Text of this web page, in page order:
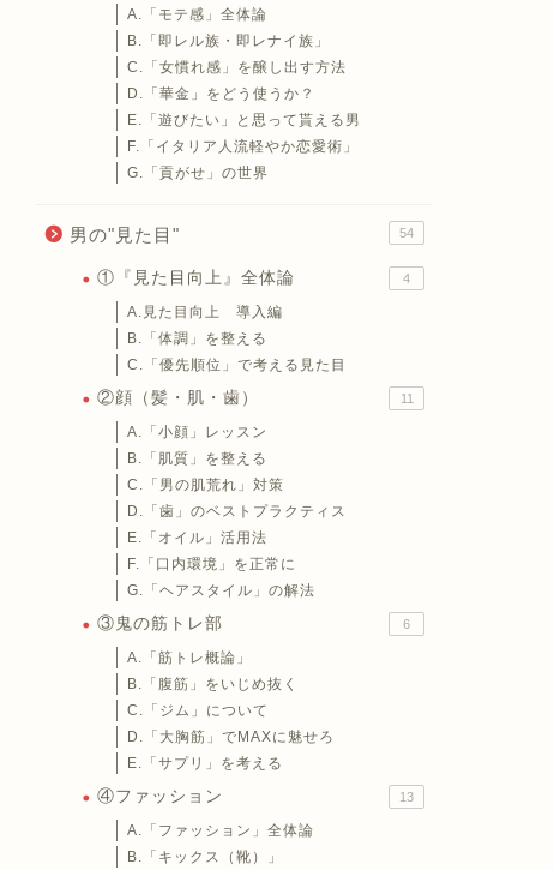
A.「モテ感」全体論
B.「即レル族・即レナイ族」
C.「女慣れ感」を醸し出す方法
D.「華金」をどう使うか？
E.「遊びたい」と思って貰える男
F.「イタリア人流軽やか恋愛術」
G.「貢がせ」の世界
男の"見た目" 54
①『見た目向上』全体論 4
A.見た目向上 導入編
B.「体調」を整える
C.「優先順位」で考える見た目
②顔（髪・肌・歯） 11
A.「小顔」レッスン
B.「肌質」を整える
C.「男の肌荒れ」対策
D.「歯」のベストプラクティス
E.「オイル」活用法
F.「口内環境」を正常に
G.「ヘアスタイル」の解法
③鬼の筋トレ部 6
A.「筋トレ概論」
B.「腹筋」をいじめ抜く
C.「ジム」について
D.「大胸筋」でMAXに魅せろ
E.「サプリ」を考える
④ファッション 13
A.「ファッション」全体論
B.「キックス（靴）」